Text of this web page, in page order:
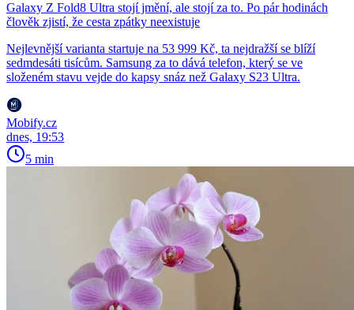
Galaxy Z Fold8 Ultra stojí jmění, ale stojí za to. Po pár hodinách
člověk zjistí, že cesta zpátky neexistuje
Nejlevnější varianta startuje na 53 999 Kč, ta nejdražší se blíží
sedmdesáti tisícům. Samsung za to dává telefon, který se ve
složeném stavu vejde do kapsy snáz než Galaxy S23 Ultra.
Mobify.cz
dnes, 19:53
5 min